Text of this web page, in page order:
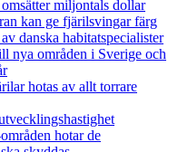
miljontals dollar
kan ge fjärilsvingar färg
danska habitatspecialister
nya områden i Sverige och
hotas av allt torrare
hotar de